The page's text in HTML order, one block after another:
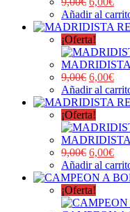
Añadir al
¡Oferta!
9,00€ 6,00€
Añadir al
¡Oferta!
9,00€ 6,00€
Añadir al
¡Oferta!